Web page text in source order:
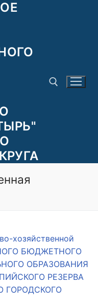
хозяйственной
БЮДЖЕТНОГО
ОБРАЗОВАНИЯ
РЕЗЕРВА
ГОРОДСКОГО